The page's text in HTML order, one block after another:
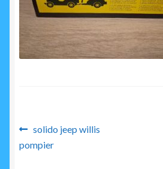
Navigation
de
Article
précédent :
solido jeep willis
pompier